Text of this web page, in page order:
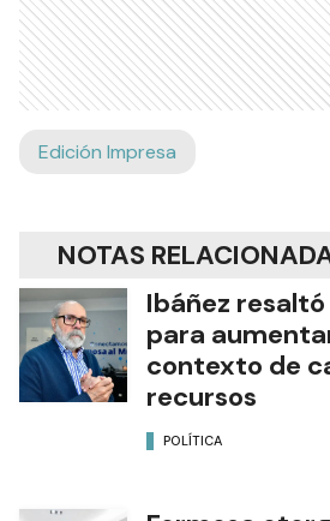
Edición Impresa
NOTAS
Ibáñez
para
contexto de
recursos
POLÍTICA